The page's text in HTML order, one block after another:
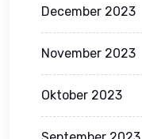
December 2023
November 2023
Oktober 2023